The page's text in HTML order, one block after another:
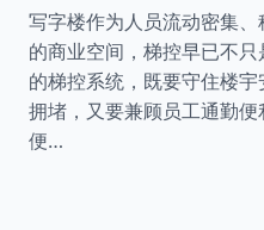
写字楼作为人员流动密集
的商业空间，梯控早已不
的梯控系统，既要守住楼
拥堵，又要兼顾员工通勤
便…